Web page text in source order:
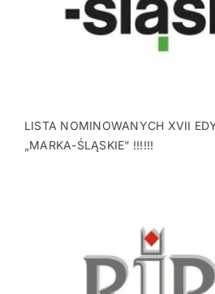
LISTA NOMINOWANYCH XVII
„MARKA-ŚLĄSKIE” !!!!!!